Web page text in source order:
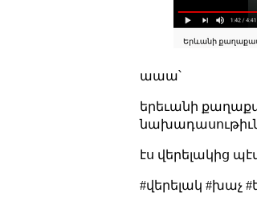
աաա՝
երեւանի
էս վերելակից
#վերելակ #խաչ